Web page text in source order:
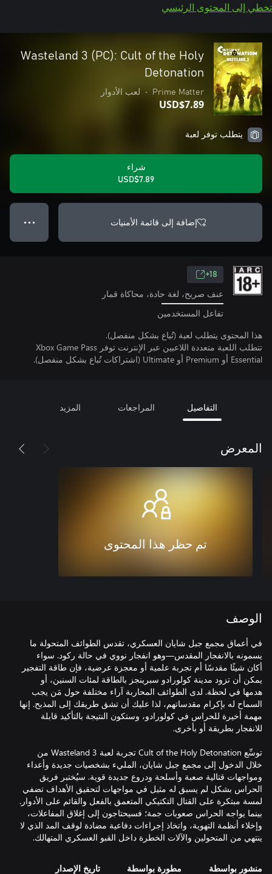
تخطي إلى المحتوى الرئيسي
Wasteland 3 (PC): Cult of the Holy
Detonation
Prime Matter
• لعب الأدوار
USD$7.89
يتطلب توفر لعبة
شراء
USD$7.89
إضافة إلى قائمة الأمنيات ● ● ●
18+
عنف صريح، لغة حادة، محاكاة قمار
تفاعل المستخدمين
هذا المحتوى يتطلب لعبة (تُباع بشكل منفصل).
تتطلب اللعبة متعددة اللاعبين عبر الإنترنت توفر Xbox Game Pass
Essential أو Premium أو Ultimate (اشتراكات تُباع بشكل منفصل).
التفاصيل المراجعات المزيد
المعرض
تم حظر هذا المحتوى
الوصف
في أعماق مجمع جبل شايان العسكري، تقدس الطوائف المتحولة ما
يسمونه بالانفجار المقدس—وهو انفجار نووي في حالة ركود. سواء
أكان شيئًا مقدسًا أم تجربة علمية أو معجزة عرضية، فإن طاقة التفجير
يمكن أن تزود مدينة كولورادو سبرينجز بالطاقة لمئات السنين، أو
هدمها في لحظة. لدى الطوائف المحاربة آراء مختلفة حول مَن يجب
السماح له بإكرام مقدساتهم، لذا عليك أن تشق طريقك إلى المذبح. إنها
مهمة أخيرة للحراس في كولورادو، وستكون النتيجة بالتأكيد قابلة
توسِّع Cult of the Holy Detonation تجربة لعبة Wasteland 3 من
خلال الدخول إلى مجمع جبل شايان، المليء بشخصيات جديدة وأعداء
ومواجهات قتالية صعبة وأسلحة ودروع جديدة قوية. سيُختبر فريق
الحراس بشكل لم يسبق له مثيل في مواجهات لتحقيق الأهداف تضفي
لمسة مبتكرة على القتال التكتيكي المتعمق بالفعل والقائم على الأدوار.
بينما يواجه الحراس صعوبات جمة؛ فسيحتاجون إلى إغلاق المفاعلات،
وإخلاء أنظمة التهوية، واتخاذ إجراءات دفاعية مضادة لوقف المد الذي لا
ينتهي من المتحولين والآلات الخطرة داخل القبو العسكري المتهالك.
منشور بواسطة مطورة بواسطة تاريخ الإصدار